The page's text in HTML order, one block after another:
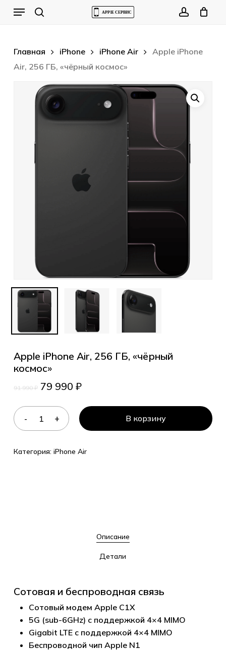
Menu
Главная iPhone iPhone Air
Apple iPhone
Air, 256 ГБ, «чёрный космос»
Apple iPhone Air, 256 ГБ, «чёрный
космос»
91 990₽ 79 990 ₽
В корзину
Категория: iPhone Air
Описание
Детали
Сотовая и беспроводная связь
Сотовый модем Apple C1X
5G (sub-6GHz) с поддержкой 4×4 MIMO
Gigabit LTE с поддержкой 4×4 MIMO
Беспроводной чип Apple N1